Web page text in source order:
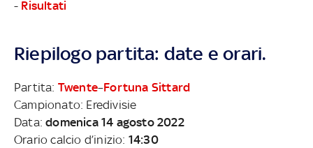
- Risultati
Riepilogo partita: date e orari.
Partita: Twente–Fortuna Sittard
Campionato: Eredivisie
Data:domenica 14 agosto 2022
Orario calcio d’inizio: 14:30